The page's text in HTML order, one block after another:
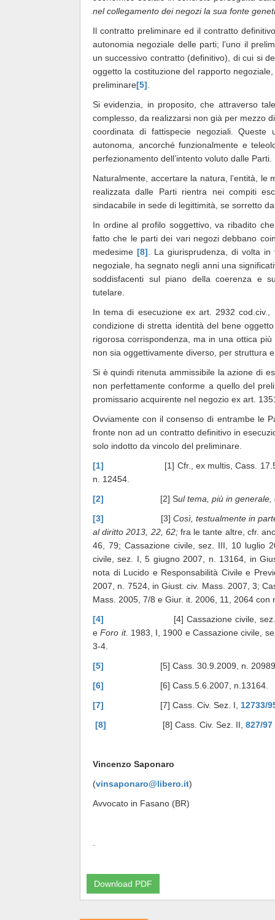
nel collegamento dei negozi la sua fonte
Il contratto preliminare ed il contratto
autonomia negoziale delle parti; l’uno il
un successivo contratto (definitivo), di cui si
oggetto la costituzione del rapporto
preliminare[5].
Si evidenzia, in proposito, che attraverso
complesso, da realizzarsi non già per mezzo
coordinata di fattispecie negoziali.
autonoma, ancorché funzionalmente e
perfezionamento dell’intento voluto dalle Parti.
Naturalmente, accertare la natura, l’entità,
realizzata dalle Parti rientra nei compiti
sindacabile in sede di legittimità, se sorretto
In ordine al profilo soggettivo, va ribadito
fatto che le parti dei vari negozi debbano
medesime [8]. La giurisprudenza, di volta in
negoziale, ha segnato negli anni una
soddisfacenti sul piano della coerenza e
tutelare.
In tema di esecuzione ex art. 2932
condizione di stretta identità del bene
rigorosa corrispondenza, ma in una ottica
non sia oggettivamente diverso, per struttura
Si è quindi ritenuta ammissibile la azione di
non perfettamente conforme a quello del
promissario acquirente nel negozio ex art.
Ovviamente con il consenso di entrambe le
fronte non ad un contratto definitivo in
solo indotto da vincolo del preliminare.
[1] [1] Cfr., ex multis, Cass. 17.5.2010
n. 12454.
[2] [2] Sul tema, più in
[3] [3] Così, testualmente in
al diritto 2013, 22, 62; fra le tante altre, cfr.
46, 79; Cassazione civile, sez. III, 10 luglio
civile, sez. I, 5 giugno 2007, n. 13164, in
nota di Lucido e Responsabilità Civile e
2007, n. 7524, in Giust. civ. Mass. 2007, 3;
Mass. 2005, 7/8 e Giur. it. 2006, 11, 2064 con
[4] [4] Cassazione civile, sez. I, 9
eForo it. 1983, I, 1900 e Cassazione civile,
3-4.
[5] [5] Cass. 30.9.2009, n.
[6] [6] Cass.5.6.2007, n.13164.
[7] [7] Cass. Civ. Sez. I, 12733/
[8] [8] Cass. Civ. Sez. II, 827/97
Vincenzo Saponaro
(vinsaponaro@libero.it)
Avvocato in Fasano (BR)
.
Download PDF